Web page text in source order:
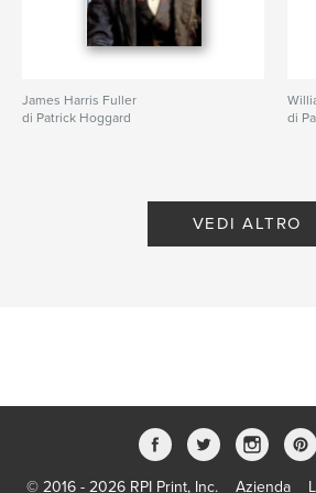
James Harris Fuller
di Patrick Hoggard
di
VEDI ALTRO
© 2016 - 2026 RPI Print, Inc. Azienda